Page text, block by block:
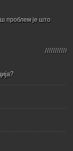
проблем је што